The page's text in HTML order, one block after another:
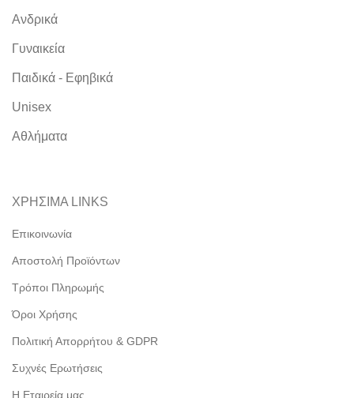
Ανδρικά
Γυναικεία
Παιδικά - Εφηβικά
Unisex
Αθλήματα
ΧΡΗΣΙΜΑ LINKS
Επικοινωνία
Αποστολή Προϊόντων
Τρόποι Πληρωμής
Όροι Χρήσης
Πολιτική Απορρήτου & GDPR
Συχνές Ερωτήσεις
Η Εταιρεία μας